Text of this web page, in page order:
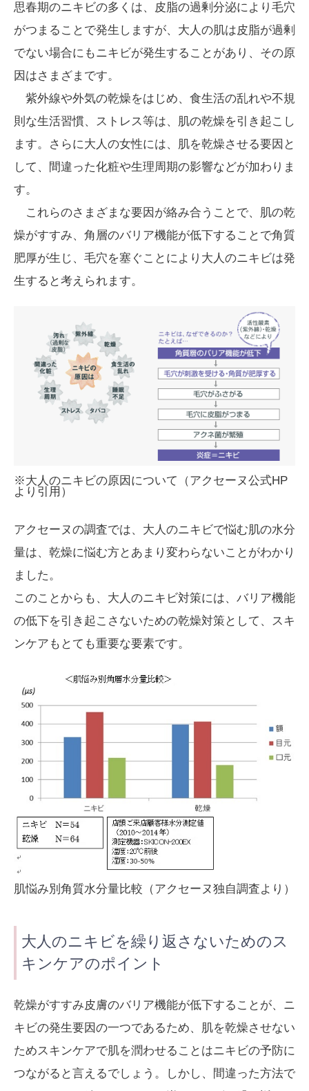
思春期のニキビの多くは、皮脂の過剰分泌により毛穴
がつまることで発生しますが、大人の肌は皮脂が過剰
でない場合にもニキビが発生することがあり、その原
因はさまざまです。
紫外線や外気の乾燥をはじめ、食生活の乱れや不規
則な生活習慣、ストレス等は、肌の乾燥を引き起こし
ます。さらに大人の女性には、肌を乾燥させる要因と
して、間違った化粧や生理周期の影響などが加わりま
す。
これらのさまざまな要因が絡み合うことで、肌の乾
燥がすすみ、角層のバリア機能が低下することで角質
肥厚が生じ、毛穴を塞ぐことにより大人のニキビは発
生すると考えられます。
※大人のニキビの原因について（アクセーヌ公式HP
より引用）
アクセーヌの調査では、大人のニキビで悩む肌の水分
量は、乾燥に悩む方とあまり変わらないことがわかり
ました。
このことからも、大人のニキビ対策には、バリア機能
の低下を引き起こさないための乾燥対策として、スキ
ンケアもとても重要な要素です。
肌悩み別角質水分量比較（アクセーヌ独自調査より）
大人のニキビを繰り返さないためのス
キンケアのポイント
乾燥がすすみ皮膚のバリア機能が低下することが、ニ
キビの発生要因の一つであるため、肌を乾燥させない
ためスキンケアで肌を潤わせることはニキビの予防に
つながると言えるでしょう。しかし、間違った方法で